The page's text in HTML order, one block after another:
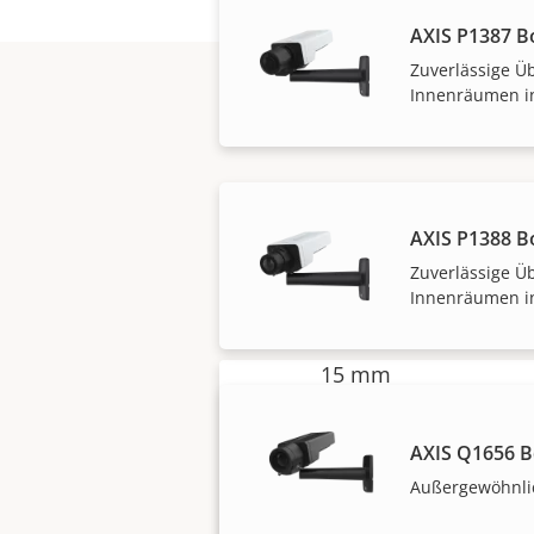
Die Halterung AXIS
Rasterschienen für
15 mm
35 mm
AXIS P1387
Zuverlässige
Innenräumen
AXIS P1388
Zuverlässige
Innenräumen
AXIS Q1656
Lösungen von